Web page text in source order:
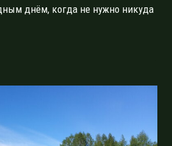
днём, когда не нужно никуда